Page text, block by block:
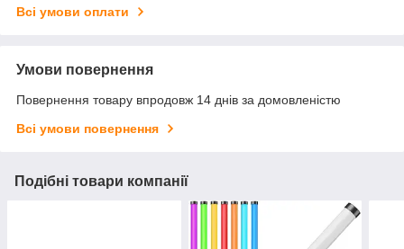
Всі умови оплати
Умови повернення
Повернення товару впродовж 14 днів за домовленістю
Всі умови повернення
Подібні товари компанії